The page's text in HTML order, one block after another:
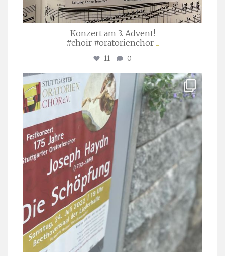
Konzert am 3. Advent!
#choir #oratorienchor ...
11 0
stuttgarter_oratorienchor
Juli 23